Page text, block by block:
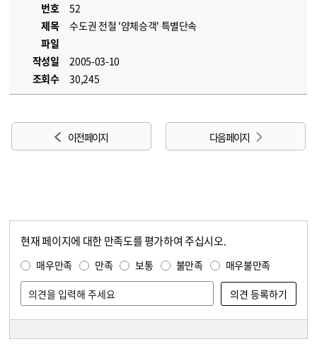
번호
52
제목
수도권 전철 '얌체승객' 특별단속
파일
작성일
2005-03-10
조회수
30,245
이전 페이지 다음 페이지
현재 페이지에 대한 만족도를 평가하여 주십시오.
매우만족 만족 보통 불만족 매우불만족